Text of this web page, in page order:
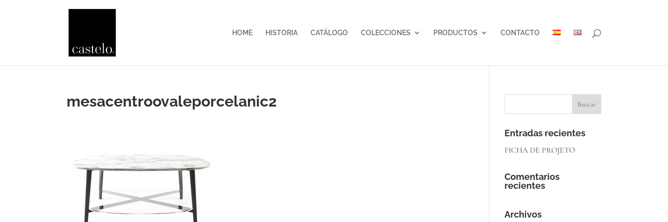
HOME HISTORIA CATÁLOGO COLECCIONES PRODUCTOS CONTACTO
mesacentroovaleporcelanic2
Entradas recientes
FICHA DE PROJETO
Comentarios
recientes
Archivos